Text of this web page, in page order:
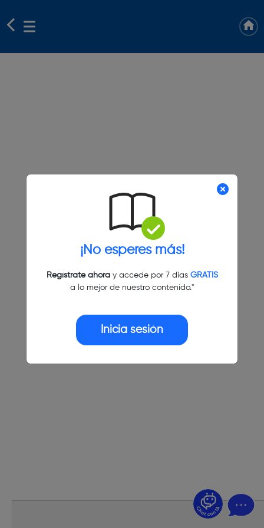
¡No esperes más!
Regístrate ahoray accede por 7 días GRATIS
a lo mejor de nuestro contenido."
Inicia sesión